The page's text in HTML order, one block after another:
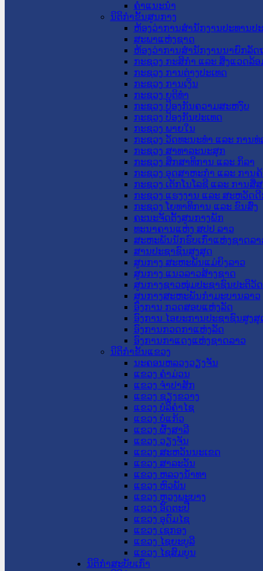
ຄໍາແນະນໍາ
ນິຕິກຳຂັ້ນສູນກາງ
ຫ້ອງວ່າການສໍານັກງານປະທານປ
ສະພາແຫ່ງຊາດ
ຫ້ອງວ່າການສຳນັກງານນາຍົກລັດ
ກະຊວງ ກະສິກຳ ແລະ ສິ່ງແວດລ້ອ
ກະຊວງ ການຕ່າງປະເທດ
ກະຊວງ ການເງິນ
ກະຊວງ ຍຸຕິທໍາ
ກະຊວງ ປ້ອງກັນຄວາມສະຫງົບ
ກະຊວງ ປ້ອງກັນປະເທດ
ກະຊວງ ພາຍໃນ
ກະຊວງ ວັດທະນະທຳ ແລະ ການທ່
ກະຊວງ ສາທາລະນະສຸກ
ກະຊວງ ສຶກສາທິການ ແລະ ກິລາ
ກະຊວງ ອຸດສາຫະກຳ ແລະ ການຄ້
ກະຊວງ ເຕັກໂນໂລຊີ ແລະ ການສື່
ກະຊວງ ແຮງງານ ແລະ ສະຫວັດ
ກະຊວງ ໂຍທາທິການ ແລະ ຂົນສົ່ງ
ຄະນະຈັດຕັ້ງສູນກາງພັກ
ທະນາຄານແຫ່ງ ສປປ ລາວ
ສະຫະພັນນັກຮົບເກົ່າແຫ່ງຊາດລາ
ສານປະຊາຊົນສູງສຸດ
ສູນກາງ ສະຫະພັນແມ່ຍິງລາວ
ສູນກາງ ແນວລາວສ້າງຊາດ
ສູນກາງຊາວໜຸ່ມປະຊາຊົນປະຕິວັ
ສູນກາງສະຫະພັນກຳມະບານລາວ
ອົງການ ກວດສອບແຫ່ງລັດ
ອົງການ ໄອຍະການປະຊາຊົນສູງສຸ
ອົງການກວດກາແຫ່ງລັດ
ອົງການກາແດງແຫ່ງຊາດລາວ
ນິຕິກໍາຂັ້ນແຂວງ
ນະ​ຄອນ​ຫລວງວຽງຈັນ
ແຂວງ ຄໍາມ່ວນ
ແຂວງ ຈໍາປາສັກ
ແຂວງ ຊຽງຂວາງ
ແຂວງ ບໍລິຄໍາໄຊ
ແຂວງ ບໍ່ແກ້ວ
ແຂວງ ຜົ້ງສາລີ
ແຂວງ ວຽງຈັນ
ແຂວງ ສະຫວັນນະເຂດ
ແຂວງ ສາລະວັນ
ແຂວງ ຫລວງນໍ້າທາ
ແຂວງ ຫົວພັນ
ແຂວງ ຫຼວງພະບາງ
ແຂວງ ອັດຕະປື
ແຂວງ ອຸດົມໄຊ
ແຂວງ ເຊກອງ
ແຂວງ ໄຊຍະບູລີ
ແຂວງ ໄຊສົມບູນ
ນິຕິກໍາສະບັບເກົ່າ